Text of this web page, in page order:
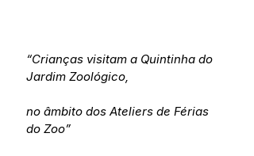
“Crianças visitam a Quintinha do
Jardim Zoológico,
no âmbito dos Ateliers de Férias
do Zoo”